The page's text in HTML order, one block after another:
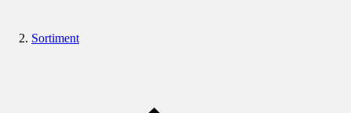
Sortiment